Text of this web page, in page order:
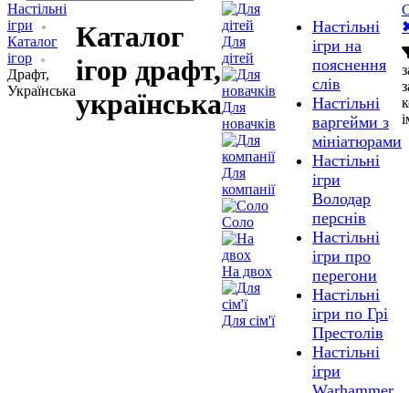
Настільні
ігри
Каталог
ігор
Драфт,
Українська
Каталог
ігор драфт,
українська
Для
дітей
Для
новачків
Для
компанії
Соло
На двох
Для сім'ї
Настільні
ігри на
пояснення
слів
Настільні
варгейми з
мініатюрами
Настільні
ігри
Володар
перснів
Настільні
ігри про
перегони
Настільні
ігри по Грі
Престолів
Настільні
ігри